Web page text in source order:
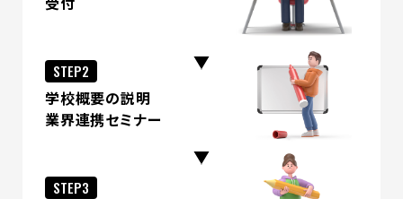
STEP2
学校概要の説明
業界連携セミナー
STEP3